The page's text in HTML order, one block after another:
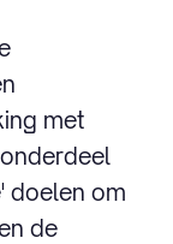
met
doelen om
de